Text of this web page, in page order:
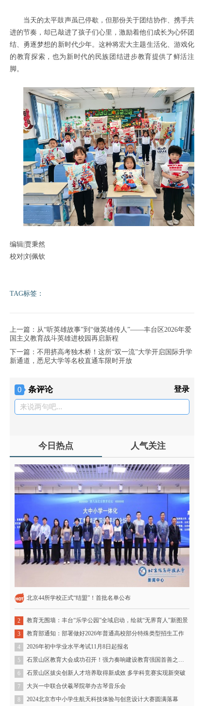
当天的太平鼓声虽已停歇，但那份关于团结协作、携手共
进的节奏，却已敲进了孩子们心里，激励着他们成长为心怀团
结、勇逐梦想的新时代少年。这种将宏大主题生活化、游戏化
的教育探索，也为新时代的民族团结进步教育提供了鲜活注
脚。
编辑|贾秉然
校对|刘佩钦
TAG标签：
上一篇：从“听英雄故事”到“做英雄传人”——丰台区2026年爱
国主义教育战斗英雄进校园再启新程
下一篇：不用挤高考独木桥！这所“双一流”大学开启国际升学
新通道，悉尼大学等名校直通车限时开放
0 条评论 登录
来说两句吧...
今日热点 人气关注
北京44所学校正式“结盟”！首批名单公布
2
教育无围墙：丰台“乐学公园”全域启动，绘就“无界育人”新图景
3
教育部通知：部署做好2026年普通高校部分特殊类型招生工作
4
2026年初中学业水平考试11月8日起报名
5
石景山区教育大会成功召开！强力奏响建设教育强国首善之区石景山篇章
6
石景山区拔尖创新人才培养取得新成效 多学科竞赛实现新突破
7
大兴一中联合伏羲琴院举办古琴音乐会
8
2024北京市中小学生航天科技体验与创意设计大赛圆满落幕